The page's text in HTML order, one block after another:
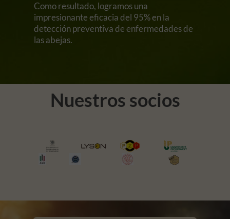
Como resultado, logramos una
impresionante eficacia del 95% en la
detección preventiva de enfermedades de
las abejas.
Nuestros socios